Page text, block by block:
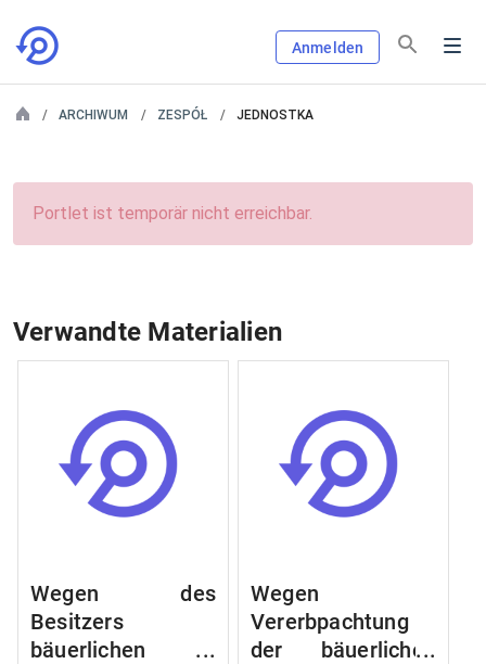
Anmelden
ARCHIWUM ZESPÓŁ JEDNOSTKA
Portlet ist temporär nicht erreichbar.
Verwandte Materialien
Wegen des
Besitzers
bäuerlichen
Wegen
Vererbpachtung
der bäuerlichen